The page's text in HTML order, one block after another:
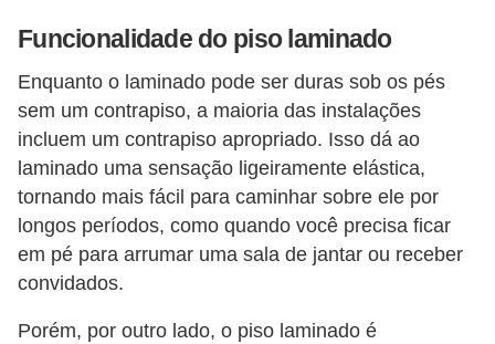
Funcionalidade do piso laminado
Enquanto o laminado pode ser duras sob os pés
sem um contrapiso, a maioria das instalações
incluem um contrapiso apropriado. Isso dá ao
laminado uma sensação ligeiramente elástica,
tornando mais fácil para caminhar sobre ele por
longos períodos, como quando você precisa ficar
em pé para arrumar uma sala de jantar ou receber
convidados.
Porém, por outro lado, o piso laminado é